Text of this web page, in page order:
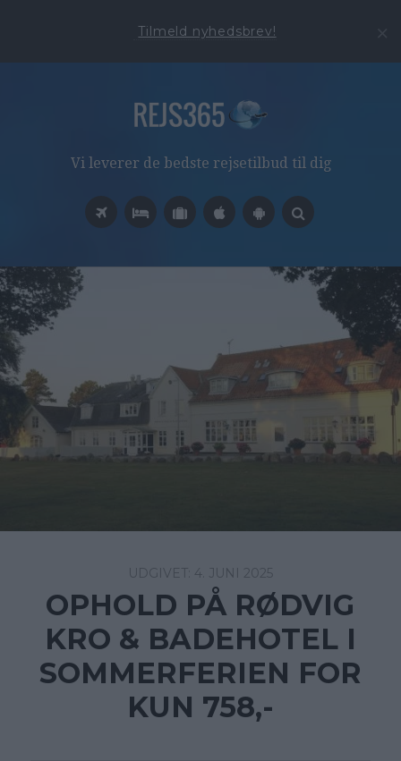
Tilmeld nyhedsbrev!
Vi leverer de bedste rejsetilbud til dig
4. JUNI 2025
OPHOLD PÅ RØDVIG
KRO & BADEHOTEL I
SOMMERFERIEN FOR
KUN 758,-